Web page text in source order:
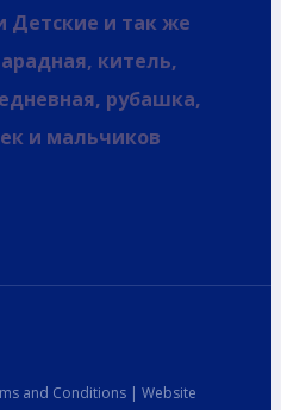
Детские и так же
китель,
рубашка,
и мальчиков
and Conditions | Website